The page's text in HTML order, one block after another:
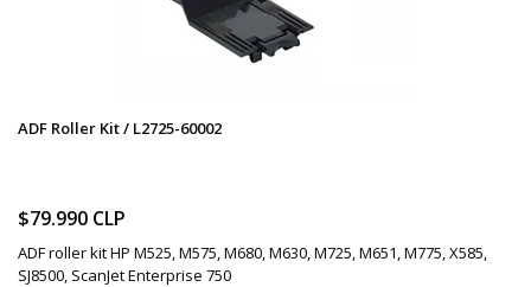
ADF Roller Kit / L2725-60002
$79.990 CLP
ADF roller kit HP M525, M575, M680, M630, M725, M651, M775, X585,
SJ8500, ScanJet Enterprise 750